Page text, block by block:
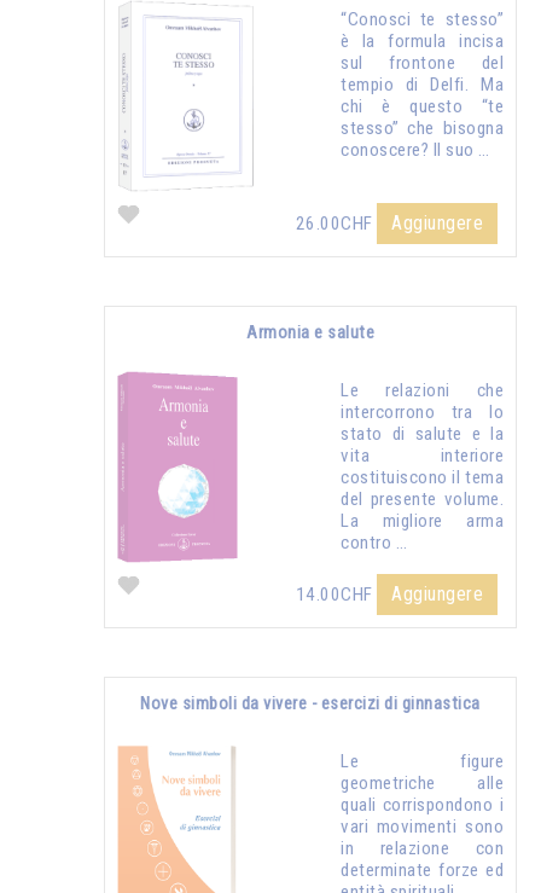
“Conosci te stesso”
è la formula incisa
sul frontone del
tempio di Delfi. Ma
chi è questo “te
stesso” che bisogna
conoscere? Il suo …
26.00CHF Aggiungere
Armonia e salute
Le relazioni che
intercorrono tra lo
stato di salute e la
vita interiore
costituiscono il tema
del presente volume.
La migliore arma
contro …
14.00CHF Aggiungere
Nove simboli da vivere - esercizi di ginnastica
Le figure
geometriche alle
quali corrispondono i
vari movimenti sono
in relazione con
determinate forze ed